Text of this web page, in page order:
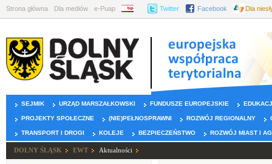
Strona główna Dla mediów e-Puap BIP Twitter Facebook Dla
SEJMIK URZĄD MARSZAŁKOWSKI FUNDUSZE EUROPEJSKIE
PROJEKTY SPOŁECZNE (NIE)PEŁNOSPRAWNI ROZWÓJ REGIONALNY
TRANSPORT I DROGI KOLEJE BEZPIECZEŃSTWO ROZWÓJ MIAST I
DOLNY ŚLĄSK EWT Aktualności